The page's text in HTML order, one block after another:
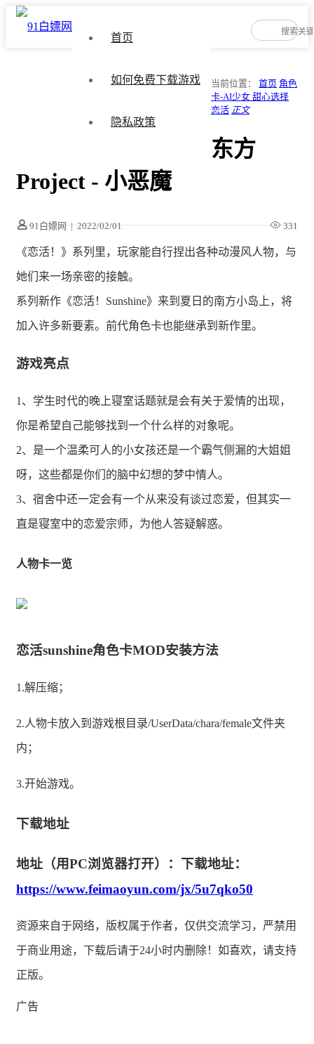
首页
如何免费下载游戏
隐私政策
当前位置： 首页 角色
卡-AI少女 甜心选择
恋活 正文
东方
Project - 小恶魔
91白嫖网 | 2022/02/01 331
《恋活！》系列里，玩家能自行捏出各种动漫风人物，与
她们来一场亲密的接触。
系列新作《恋活！Sunshine》来到夏日的南方小岛上，将
加入许多新要素。前代角色卡也能继承到新作里。
游戏亮点
1、学生时代的晚上寝室话题就是会有关于爱情的出现，
你是希望自己能够找到一个什么样的对象呢。
2、是一个温柔可人的小女孩还是一个霸气侧漏的大姐姐
呀，这些都是你们的脑中幻想的梦中情人。
3、宿舍中还一定会有一个从来没有谈过恋爱，但其实一
直是寝室中的恋爱宗师，为他人答疑解惑。
人物卡一览
恋活sunshine角色卡MOD安装方法
1.解压缩；
2.人物卡放入到游戏根目录/UserData/chara/female文件夹
内；
3.开始游戏。
下载地址
地址（用PC浏览器打开）：下载地址：
https://www.feimaoyun.com/jx/5u7qko50
资源来自于网络，版权属于作者，仅供交流学习，严禁用
于商业用途，下载后请于24小时内删除！如喜欢，请支持
正版。
广告